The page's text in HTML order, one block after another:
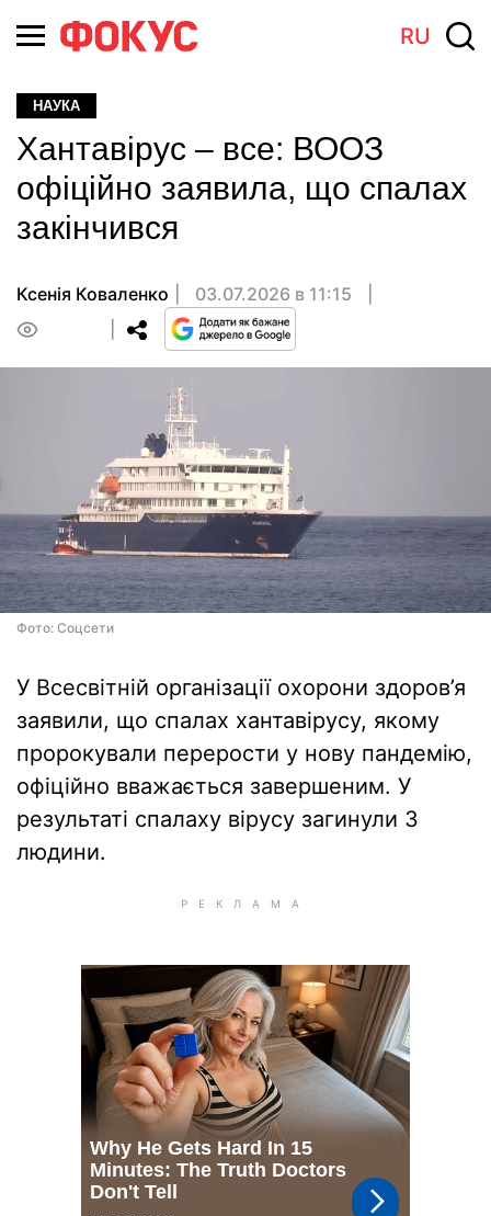
RU
НАУКА
Хантавірус – все: ВООЗ
офіційно заявила, що спалах
закінчився
Ксенія Коваленко
03.07.2026 в 11:15
Фото: Соцсети
У Всесвітній організації охорони здоров’я
заявили, що спалах хантавірусу, якому
пророкували перерости у нову пандемію,
офіційно вважається завершеним. У
результаті спалаху вірусу загинули 3
людини.